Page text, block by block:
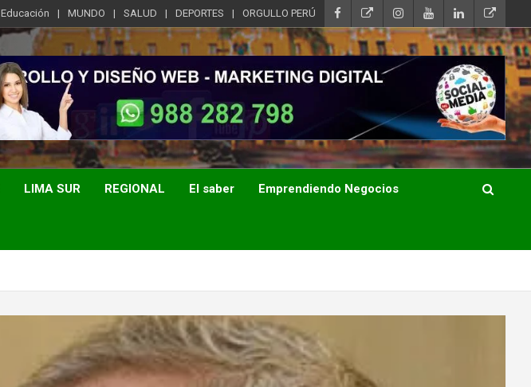
Educación MUNDO SALUD DEPORTES ORGULLO PERÚ
LIMA SUR REGIONAL El saber Emprendiendo Negocios